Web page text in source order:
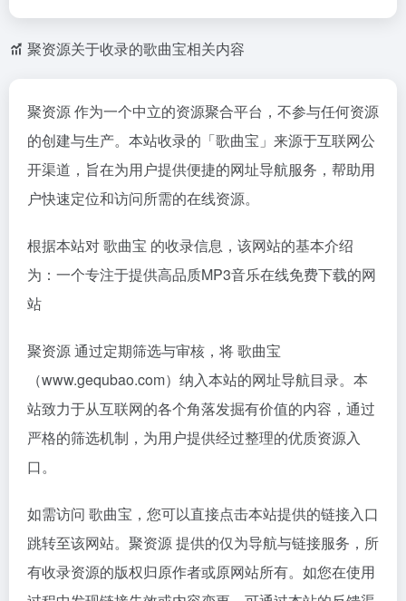
聚资源关于收录的歌曲宝相关内容
聚资源 作为一个中立的资源聚合平台，不参与任何资源
的创建与生产。本站收录的「歌曲宝」来源于互联网公
开渠道，旨在为用户提供便捷的网址导航服务，帮助用
户快速定位和访问所需的在线资源。
根据本站对 歌曲宝 的收录信息，该网站的基本介绍
为：一个专注于提供高品质MP3音乐在线免费下载的网
站
聚资源 通过定期筛选与审核，将 歌曲宝
（www.gequbao.com）纳入本站的网址导航目录。本
站致力于从互联网的各个角落发掘有价值的内容，通过
严格的筛选机制，为用户提供经过整理的优质资源入
口。
如需访问 歌曲宝，您可以直接点击本站提供的链接入口
跳转至该网站。聚资源 提供的仅为导航与链接服务，所
有收录资源的版权归原作者或原网站所有。如您在使用